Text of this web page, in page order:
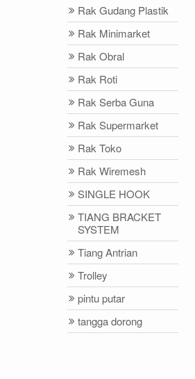
Rak Gudang Plastik
Rak Minimarket
Rak Obral
Rak Roti
Rak Serba Guna
Rak Supermarket
Rak Toko
Rak Wiremesh
SINGLE HOOK
TIANG BRACKET
SYSTEM
Tiang Antrian
Trolley
pintu putar
tangga dorong